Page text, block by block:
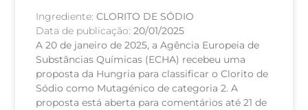
Ingrediente:CLORITO DE SÓDIO
Data de publicação:20/01/2025
A 20 de janeiro de 2025, a Agência Europeia de
Substâncias Químicas (ECHA) recebeu uma
proposta da Hungria para classificar o Clorito de
Sódio como Mutagénico de categoria 2. A
proposta está aberta para comentários até 21 de